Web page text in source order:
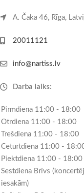
A. Čaka 46, Rīga,
20011121
info@nartiss.lv
Darba laiks:
Pirmdiena 11:00 - 18:00
Otrdiena 11:00 - 18:00
Trešdiena 11:00 - 18:00
Ceturtdiena 11:00 -
Piektdiena 11:00 - 18:00
Sestdiena Brīvs
iesakām)